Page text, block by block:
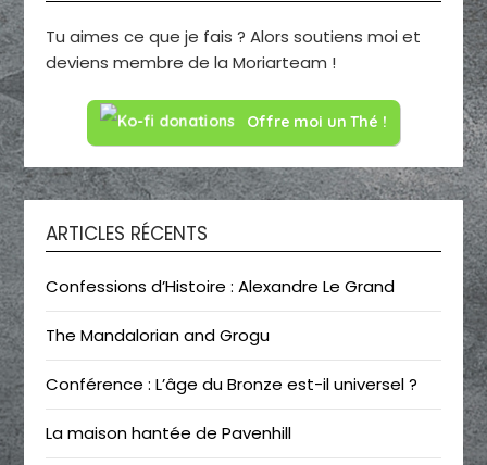
Tu aimes ce que je fais ? Alors soutiens moi et
deviens membre de la Moriarteam !
Offre moi un Thé !
ARTICLES RÉCENTS
Confessions d’Histoire : Alexandre Le Grand
The Mandalorian and Grogu
Conférence : L’âge du Bronze est-il universel ?
La maison hantée de Pavenhill